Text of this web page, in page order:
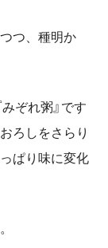
つ、種明か
ぞれ粥』です
ろしをさらり
ぱり味に変化